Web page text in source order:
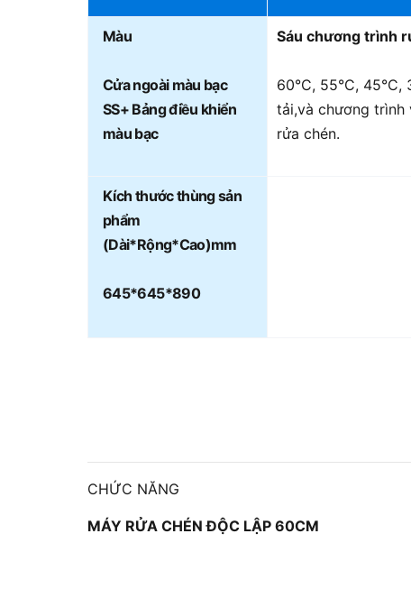
Màu
Cửa ngoài màu bạc
SS+ Bảng điều khiển
màu bạc
Sáu chương trình
60°C, 55°C, 45°C,
tải,và chương trình
rửa chén.
Kích thước thùng sản
phẩm
(Dài*Rộng*Cao)mm
645*645*890
CHỨC NĂNG
MÁY RỬA CHÉN ĐỘC LẬP 60CM